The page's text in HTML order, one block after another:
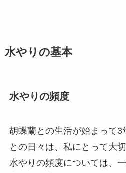
水やりの基本
水やりの頻度
胡蝶蘭との生活が始まって3
との日々は、私にとって大
水やりの頻度については、